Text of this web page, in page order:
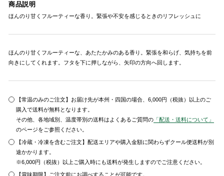
商品説明
ほんのり甘くフルーティーな香り。緊張や不安を感じるときのリフレッシュに
ほんのり甘くフルーティーな、あたたかみのある香り。緊張を和らげ、気持ちを前
向きにしてくれます。フタを下に押しながら、矢印の方向へ回します。
【常温のみのご注文】お届け先が本州・四国の場合、6,000円（税抜）以上のご
購入で送料が無料となります。
その他、各地域別、温度帯別の送料はよくあるご質問の 「配送・送料について」
のページをご参照ください。
【冷蔵・冷凍を含むご注文】配送エリアや購入金額に関わらずクール便送料が別
途かかります。
※6,000円（税抜）以上ご購入時にも送料が発生しますのでご注意ください。
【賞味期限】ご注文前にお調べすることが可能です。